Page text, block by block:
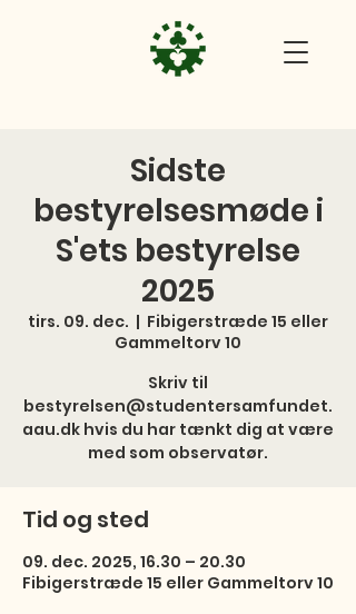
Sidste
bestyrelsesmøde i
S'ets bestyrelse
2025
tirs. 09. dec.
  |
Fibigerstræde 15 eller
Gammeltorv 10
Skriv til
bestyrelsen@studentersamfundet.
aau.dk hvis du har tænkt dig at være
med som observatør.
Tid og sted
09. dec. 2025, 16.30 – 20.30
Fibigerstræde 15 eller Gammeltorv 10